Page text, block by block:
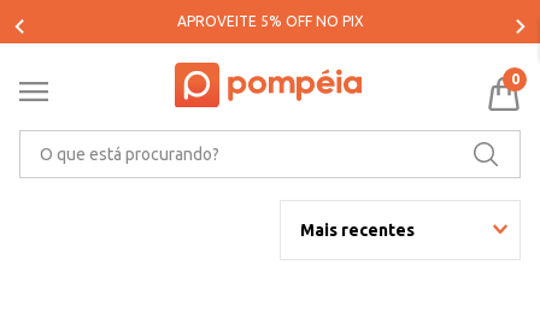
APROVEITE 5% OFF NO PIX
0
Mais recentes